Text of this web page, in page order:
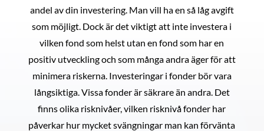
andel av din investering. Man vill ha en så låg avgift
som möjligt. Dock är det viktigt att inte investera i
vilken fond som helst utan en fond som har en
positiv utveckling och som många andra äger för att
minimera riskerna. Investeringar i fonder bör vara
långsiktiga. Vissa fonder är säkrare än andra. Det
finns olika risknivåer, vilken risknivå fonder har
påverkar hur mycket svängningar man kan förvänta